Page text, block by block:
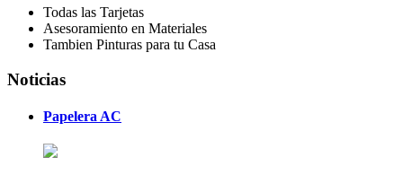
Todas las Tarjetas
Asesoramiento en Materiales
Tambien Pinturas para tu Casa
Noticias
Papelera AC